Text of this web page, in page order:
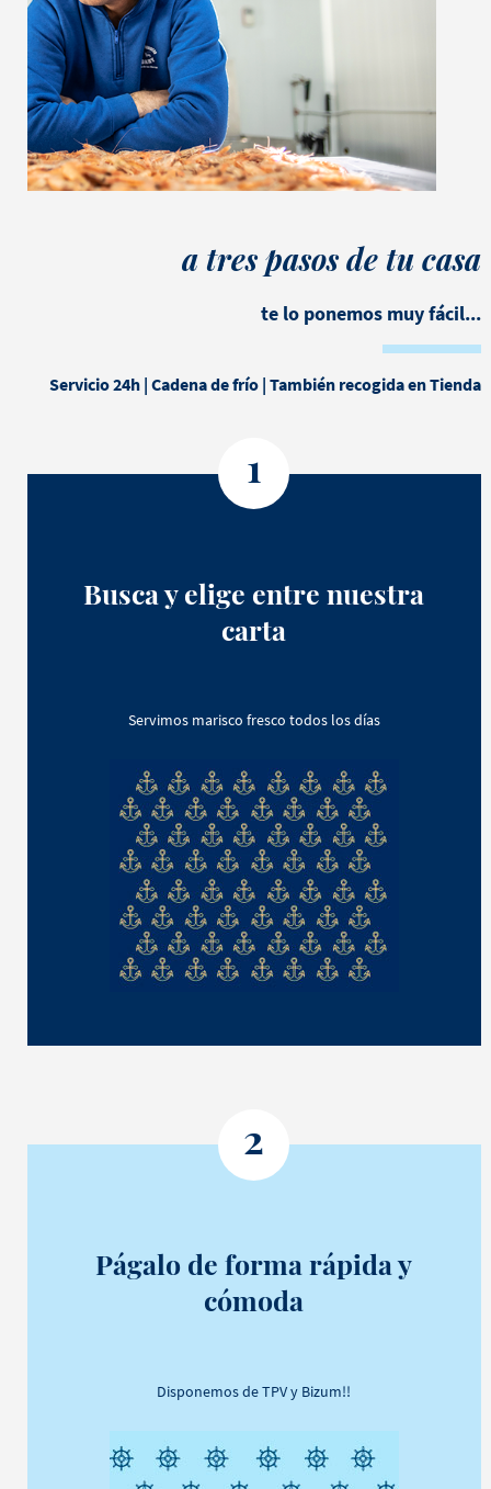
a tres pasos de tu casa
te lo ponemos muy fácil...
Servicio 24h | Cadena de frío | También recogida en Tienda
1
Busca y elige entre nuestra
carta
Servimos marisco fresco todos los días
2
Págalo de forma rápida y
cómoda
Disponemos de TPV y Bizum!!